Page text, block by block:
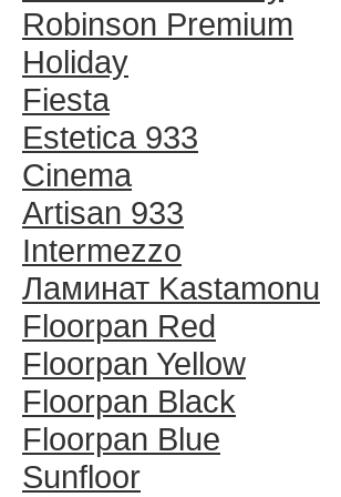
Robinson Premium
Holiday
Fiesta
Estetica 933
Cinema
Artisan 933
Intermezzo
Ламинат Kastamonu
Floorpan Red
Floorpan Yellow
Floorpan Black
Floorpan Blue
Sunfloor